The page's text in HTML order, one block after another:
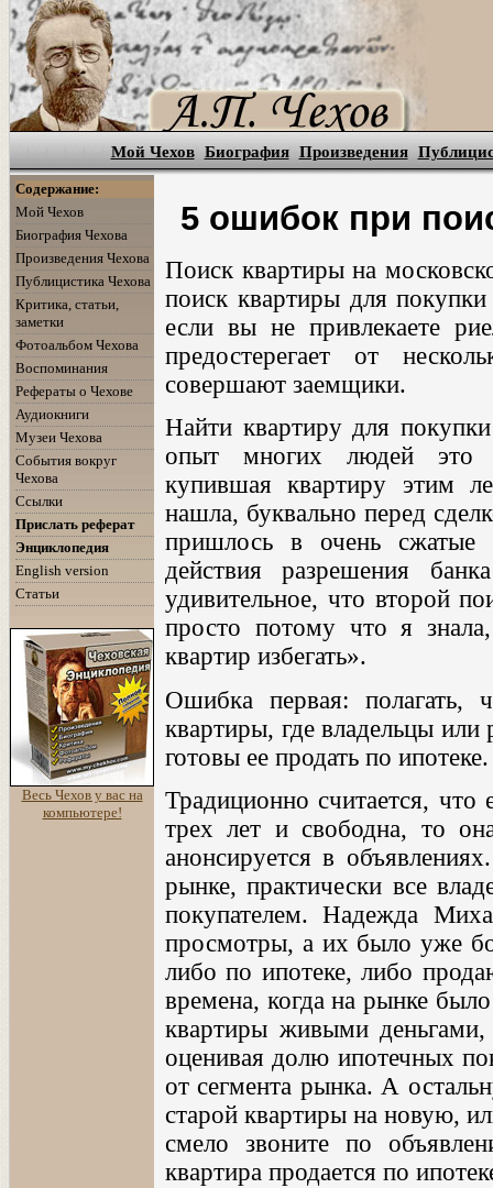
Мой Чехов Биография Произведения
Содержание:
Мой Чехов
Биография Чехова
Произведения Чехова
Публицистика Чехова
Критика, статьи,
заметки
Фотоальбом Чехова
Воспоминания
Рефераты о Чехове
Аудиокниги
Музеи Чехова
События вокруг
Чехова
Ссылки
Прислать реферат
Энциклопедия
English version
Статьи
Весь Чехов у вас на
компьютере!
5 ошибок при
Поиск квартиры на
поиск квартиры для
если вы не привлекаете
предостерегает от
совершают заемщики.
Найти квартиру для
опыт многих людей это
купившая квартиру этим
нашла, буквально перед
пришлось в очень сжатые
действия разрешения
удивительное, что второй
просто потому что я
квартир избегать».
Ошибка первая: полагать,
квартиры, где владельцы
готовы ее продать по ипотеке.
Традиционно считается, что
трех лет и свободна, то
анонсируется в
рынке, практически все
покупателем. Надежда
просмотры, а их было уже
либо по ипотеке, либо
времена, когда на рынке
квартиры живыми
оценивая долю ипотечных
от сегмента рынка. А
старой квартиры на новую,
смело звоните по
квартира продается по